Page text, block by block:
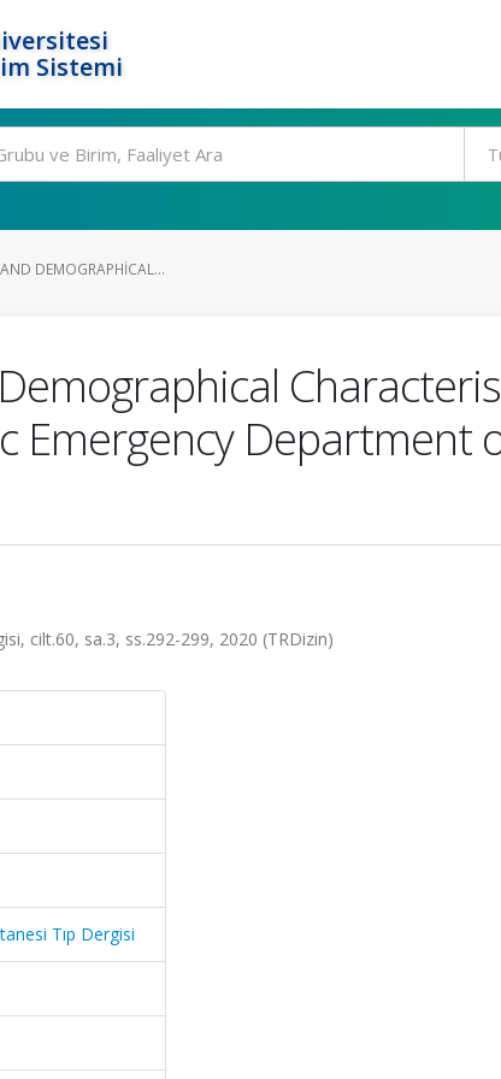
Sistemi
DEMOGRAPHICAL...
Emergency Department
cilt.60, sa.3, ss.292-299, 2020 (TRDizin)
Tıp Dergisi